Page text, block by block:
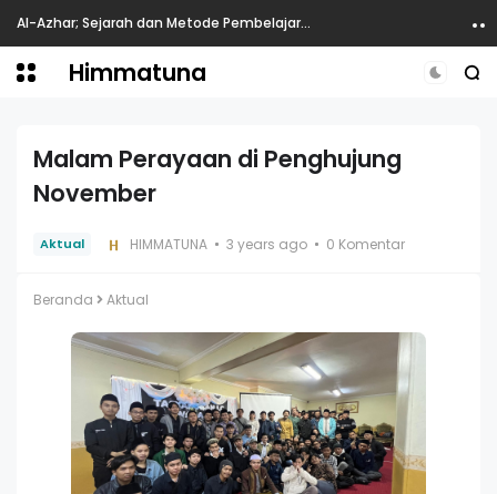
Al-Azhar; Sejarah dan Metode Pembelajaran
Himmatuna
Malam Perayaan di Penghujung
November
Aktual HIMMATUNA 3 years ago 0 Komentar
Beranda Aktual